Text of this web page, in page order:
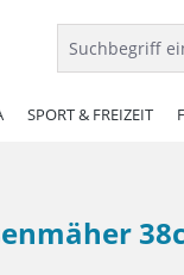
SPORT & FREIZEIT